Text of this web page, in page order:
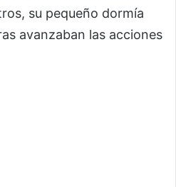
su pequeño dormía
avanzaban las acciones